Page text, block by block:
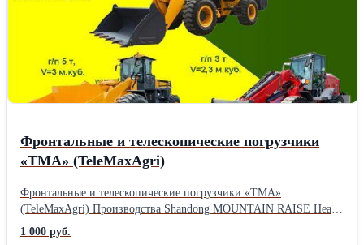
Фронтальные и телескопические погрузчики
«TMA» (TeleMaxAgri)
Фронтальные и телескопические погрузчики «TMA»
(TeleMaxAgri) Производства Shandong MOUNTAIN RAISE Heavy
Industry Machinery Co., Ltd. (КНР), поставщика погрузочной
техники на рынки Северной и Южной Америки, Западной
1 000 руб.